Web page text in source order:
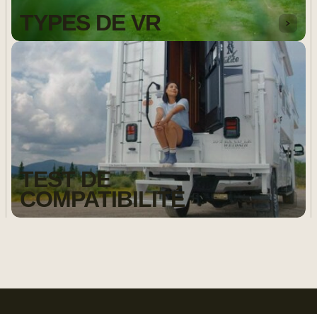
TYPES DE VR
TEST DE
COMPATIBILITÉ